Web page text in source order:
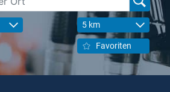
5 km
Favoriten